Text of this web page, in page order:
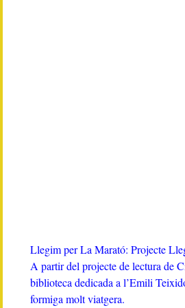
Llegim per La Marató: Projecte
A partir del projecte de lectura de
biblioteca dedicada a l’Emili
formiga molt viatgera.